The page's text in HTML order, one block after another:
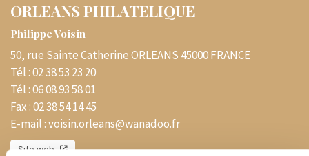
ORLEANS PHILATELIQUE
Philippe Voisin
50, rue Sainte Catherine ORLEANS 45000 FRANCE
Tél :02 38 53 23 20
Tél :06 08 93 58 01
Fax :02 38 54 14 45
E-mail :voisin.orleans@wanadoo.fr
Site web